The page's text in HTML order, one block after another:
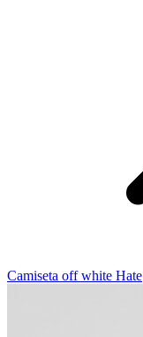
Camiseta off white Hate